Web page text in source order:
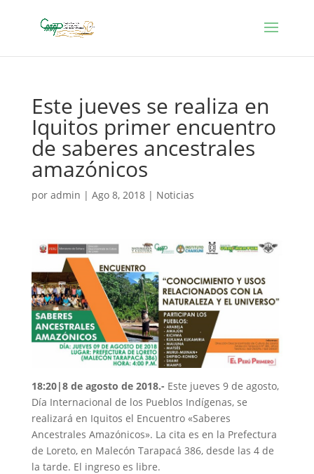
Este jueves se realiza en
Iquitos primer encuentro
de saberes ancestrales
amazónicos
por admin | Ago 8, 2018| Noticias
18:20|8 de agosto de 2018.- Este jueves 9 de agosto,
Día Internacional de los Pueblos Indígenas, se
realizará en Iquitos el Encuentro «Saberes
Ancestrales Amazónicos». La cita es en la Prefectura
de Loreto, en Malecón Tarapacá 386, desde las 4 de
la tarde. El ingreso es libre.